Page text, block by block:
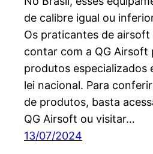
de calibre igual ou
Os praticantes de airsoft
contar com a QG Airsoft
produtos especializados
lei nacional. Para
de produtos, basta
QG Airsoft ou visitar…
13/07/2024